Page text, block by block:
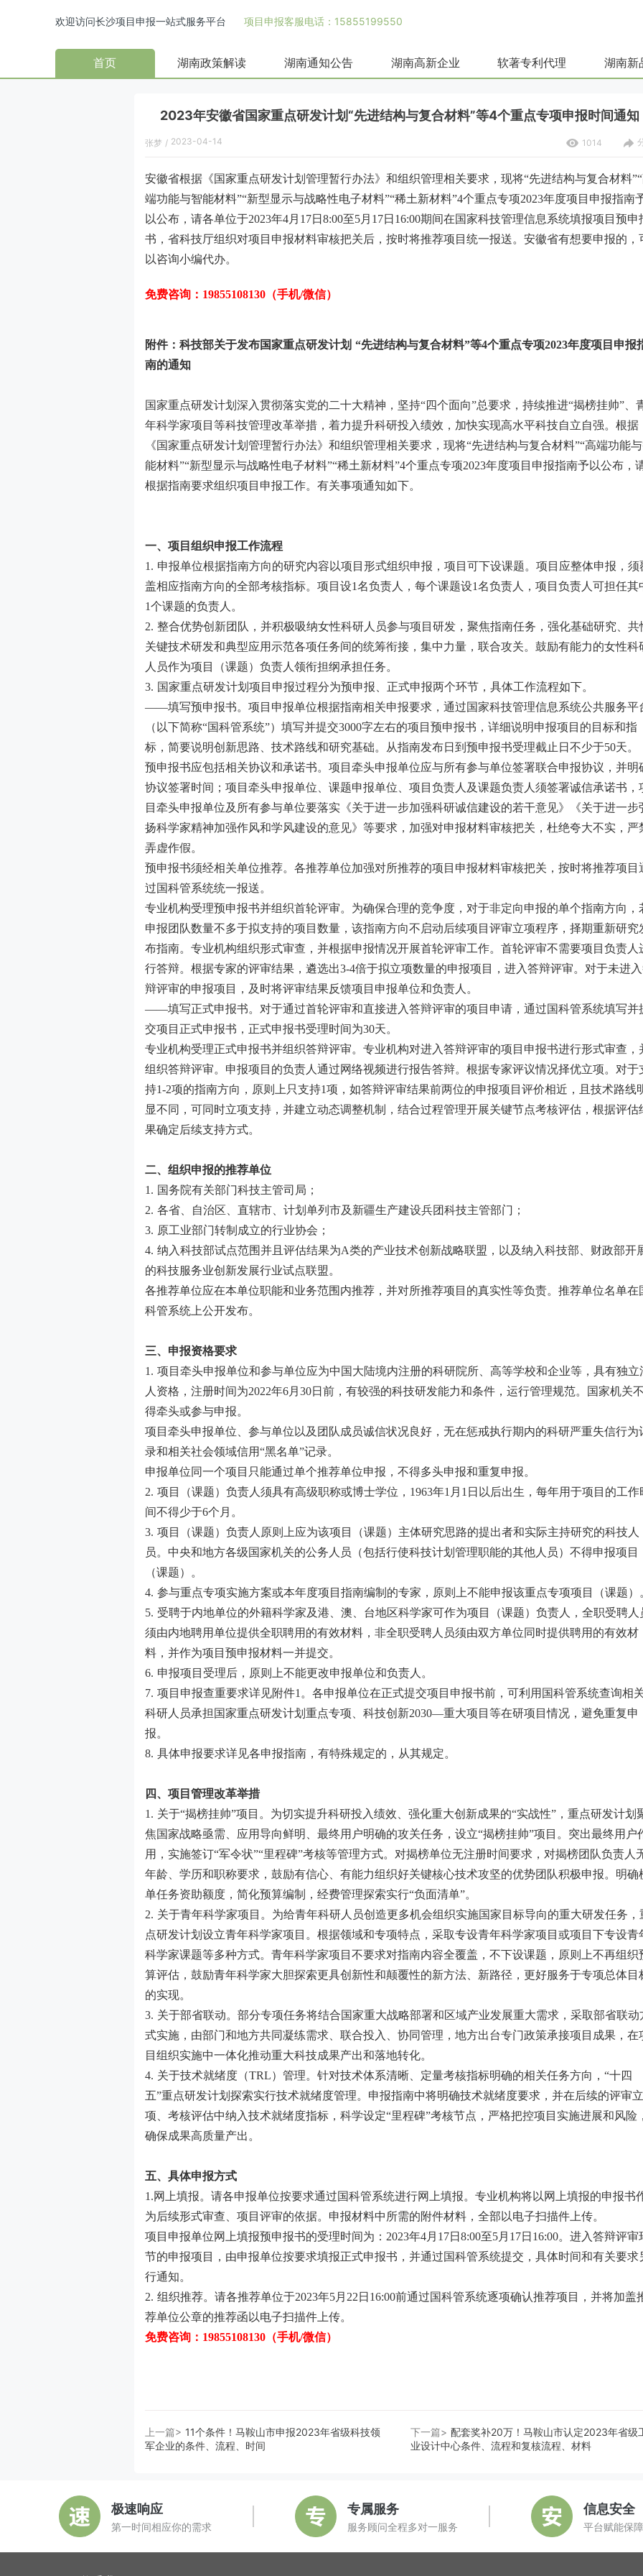
欢迎访问长沙项目申报一站式服务平台 项目申报客服电话：15855199550
首页 湖南政策解读 湖南通知公告 湖南高新企业 软著专利代理 湖南新
2023年安徽省国家重点研发计划“先进结构与复合材料”等4个重点专项申报时间通知
张梦 / 2023-04-14 1014
安徽省根据《国家重点研发计划管理暂行办法》和组织管理相关要求，现将“先进结构与复合材料
端功能与智能材料”“新型显示与战略性电子材料”“稀土新材料”4个重点专项2023年度项目申报指南
以公布，请各单位于2023年4月 17日 8:00至5月 17日 16:00期间在国家科技管理信息系统填报项目预申
书，省科技厅组织对项目申报材料审核把关后，按时将推荐项目统一报送。 安徽省有想要申报的，
以咨询小编代办。
免费咨询： 19855108130（手机/微信）
附件： 科技部关于发布国家重点研发计划 “先进结构与复合材料”等4个重点专项2023年度项目申报
南的通知
国家重点研发计划深入贯彻落实党的二十大精神，坚持“四个面向”总要求，持续推进“揭榜挂帅”、
年科学家项目等科技管理改革举措，着力提升科研投入绩效，加快实现高水平科技自立自强。根据
《国家重点研发计划管理暂行办法》和组织管理相关要求，现将“先进结构与复合材料”“高端功能
能材料”“新型显示与战略性电子材料”“稀土新材料”4个重点专项2023年度项目申报指南予以公布，
根据指南要求组织项目申报工作。有关事项通知如下。
一、项目组织申报工作流程
1. 申报单位根据指南方向的研究内容以项目形式组织申报，项目可下设课题。项目应整体申报，须
盖相应指南方向的全部考核指标。项目设1名负责人，每个课题设1名负责人，项目负责人可担任其
1个课题的负责人。
2. 整合优势创新团队，并积极吸纳女性科研人员参与项目研发，聚焦指南任务，强化基础研究、共
关键技术研发和典型应用示范各项任务间的统筹衔接，集中力量，联合攻关。鼓励有能力的女性科
人员作为项目（课题）负责人领衔担纲承担任务。
3. 国家重点研发计划项目申报过程分为预申报、正式申报两个环节，具体工作流程如下。
——填写预申报书。项目申报单位根据指南相关申报要求，通过国家科技管理信息系统公共服务平
（ 以下简称“国科管系统”）填写并提交3000字左右的项目预申报书，详细说明申报项目的目标和指
标，简要说明创新思路、技术路线和研究基础。从指南发布日到预申报书受理截止日不少于50天。
预申报书应包括相关协议和承诺书。项目牵头申报单位应与所有参与单位签署联合申报协议，并明
协议签署时间；项目牵头申报单位、课题申报单位、项目负责人及课题负责人须签署诚信承诺书，
目牵头申报单位及所有参与单位要落实《关于进一步加强科研诚信建设的若干意见》《关于进一步
扬科学家精神加强作风和学风建设的意见》等要求，加强对申报材料审核把关，杜绝夸大不实，严
弄虚作假。
预申报书须经相关单位推荐。各推荐单位加强对所推荐的项目申报材料审核把关，按时将推荐项目
过国科管系统统一报送。
专业机构受理预申报书并组织首轮评审。为确保合理的竞争度，对于非定向申报的单个指南方向，
申报团队数量不多于拟支持的项目数量，该指南方向不启动后续项目评审立项程序，择期重新研究
布指南。专业机构组织形式审查，并根据申报情况开展首轮评审工作。首轮评审不需要项目负责人
行答辩。根据专家的评审结果，遴选出3-4倍于拟立项数量的申报项目，进入答辩评审。对于未进
辩评审的申报项目，及时将评审结果反馈项目申报单位和负责人。
——填写正式申报书。对于通过首轮评审和直接进入答辩评审的项目申请，通过国科管系统填写并
交项目正式申报书，正式申报书受理时间为30天。
专业机构受理正式申报书并组织答辩评审。专业机构对进入答辩评审的项目申报书进行形式审查，
组织答辩评审。申报项目的负责人通过网络视频进行报告答辩。根据专家评议情况择优立项。对于
持1-2项的指南方向，原则上只支持1项，如答辩评审结果前两位的申报项目评价相近，且技术路线
显不同，可同时立项支持，并建立动态调整机制，结合过程管理开展关键节点考核评估，根据评估
果确定后续支持方式。
二、组织申报的推荐单位
1. 国务院有关部门科技主管司局；
2. 各省、自治区、直辖市、计划单列市及新疆生产建设兵团科技主管部门；
3. 原工业部门转制成立的行业协会；
4. 纳入科技部试点范围并且评估结果为A类的产业技术创新战略联盟，以及纳入科技部、财政部开
的科技服务业创新发展行业试点联盟。
各推荐单位应在本单位职能和业务范围内推荐，并对所推荐项目的真实性等负责。推荐单位名单在
科管系统上公开发布。
三、申报资格要求
1. 项目牵头申报单位和参与单位应为中国大陆境内注册的科研院所、高等学校和企业等，具有独立
人资格，注册时间为2022年6月 30日前，有较强的科技研发能力和条件，运行管理规范。国家机关不
得牵头或参与申报。
项目牵头申报单位、参与单位以及团队成员诚信状况良好，无在惩戒执行期内的科研严重失信行为
录和相关社会领域信用“黑名单”记录。
申报单位同一个项目只能通过单个推荐单位申报，不得多头申报和重复申报。
2. 项目（课题）负责人须具有高级职称或博士学位， 1963年1 月 1 日以后出生，每年用于项目的工作
间不得少于6个月。
3. 项目（课题）负责人原则上应为该项目（课题）主体研究思路的提出者和实际主持研究的科技人
员。中央和地方各级国家机关的公务人员（包括行使科技计划管理职能的其他人员）不得申报项目
（课题）。
4. 参与重点专项实施方案或本年度项目指南编制的专家，原则上不能申报该重点专项项目（课题）
5. 受聘于内地单位的外籍科学家及港、澳、台地区科学家可作为项目（课题）负责人，全职受聘人
须由内地聘用单位提供全职聘用的有效材料，非全职受聘人员须由双方单位同时提供聘用的有效材
料，并作为项目预申报材料一并提交。
6. 申报项目受理后，原则上不能更改申报单位和负责人。
7. 项目申报查重要求详见附件1 。各申报单位在正式提交项目申报书前，可利用国科管系统查询相
科研人员承担国家重点研发计划重点专项、科技创新2030—重大项目等在研项目情况，避免重复申
报。
8. 具体申报要求详见各申报指南，有特殊规定的，从其规定。
四、项目管理改革举措
1. 关于“揭榜挂帅”项目。为切实提升科研投入绩效、强化重大创新成果的“实战性”，重点研发计划
焦国家战略亟需、应用导向鲜明、最终用户明确的攻关任务，设立“揭榜挂帅”项目。突出最终用户
用，实施签订“军令状”“里程碑”考核等管理方式。对揭榜单位无注册时间要求，对揭榜团队负责人
年龄、学历和职称要求，鼓励有信心、有能力组织好关键核心技术攻坚的优势团队积极申报。明确
单任务资助额度，简化预算编制，经费管理探索实行“负面清单”。
2. 关于青年科学家项目。为给青年科研人员创造更多机会组织实施国家目标导向的重大研发任务，
点研发计划设立青年科学家项目。根据领域和专项特点，采取专设青年科学家项目或项目下专设青
科学家课题等多种方式。青年科学家项目不要求对指南内容全覆盖，不下设课题，原则上不再组织
算评估，鼓励青年科学家大胆探索更具创新性和颠覆性的新方法、新路径，更好服务于专项总体目
的实现。
3. 关于部省联动。部分专项任务将结合国家重大战略部署和区域产业发展重大需求，采取部省联动
式实施，由部门和地方共同凝练需求、联合投入、协同管理，地方出台专门政策承接项目成果，在
目组织实施中一体化推动重大科技成果产出和落地转化。
4. 关于技术就绪度（TRL）管理。针对技术体系清晰、定量考核指标明确的相关任务方向，“十四
五”重点研发计划探索实行技术就绪度管理。申报指南中将明确技术就绪度要求，并在后续的评审立
项、考核评估中纳入技术就绪度指标，科学设定“里程碑”考核节点，严格把控项目实施进展和风险，
确保成果高质量产出。
五、具体申报方式
1.网上填报。请各申报单位按要求通过国科管系统进行网上填报。专业机构将以网上填报的申报书
为后续形式审查、项目评审的依据。申报材料中所需的附件材料，全部以电子扫描件上传。
项目申报单位网上填报预申报书的受理时间为： 2023年4月 17日 8:00至5月 17日 16:00。进入答辩评审
节的申报项目，由申报单位按要求填报正式申报书，并通过国科管系统提交，具体时间和有关要求
行通知。
2. 组织推荐。请各推荐单位于2023年5月 22 日 16:00前通过国科管系统逐项确认推荐项目，并将加盖
荐单位公章的推荐函以电子扫描件上传。
免费咨询： 19855108130（手机/微信）
上一篇> 11个条件！马鞍山市申报2023年省级科技领
军企业的条件、流程、时间
下一篇> 配套奖补20万！马鞍山市认定2023年省级
业设计中心条件、流程和复核流程、材料
极速响应
第一时间相应你的需求
专属服务
服务顾问全程多对一服务
信息安全
平台赋能保